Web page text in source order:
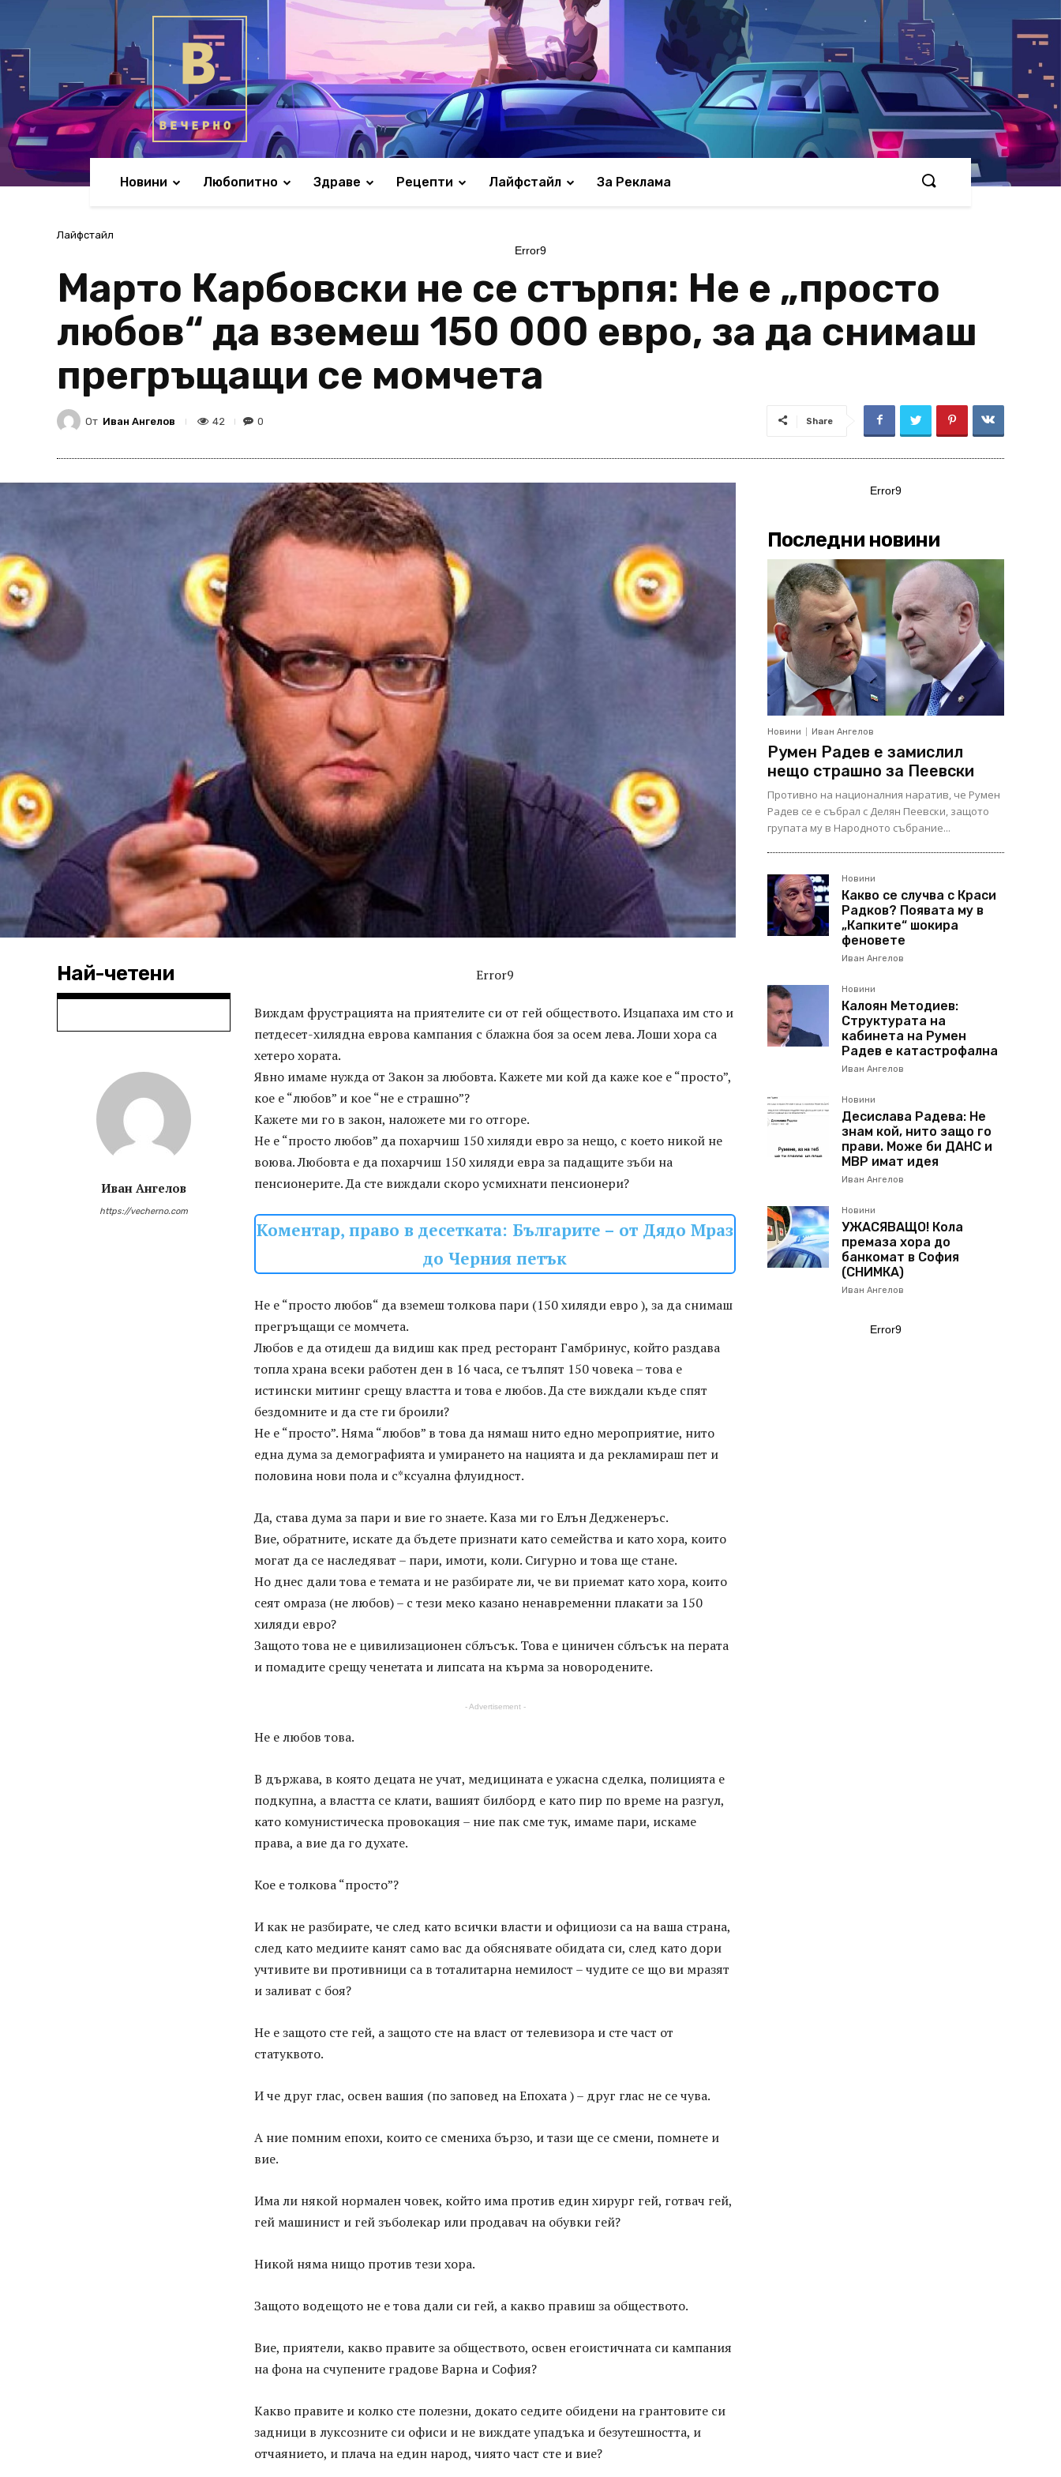
Новини Любопитно Здраве Рецепти Лайфстайл За Реклама
Лайфстайл
Error9
Марто Карбовски не се стърпя: Не е „просто
любов“ да вземеш 150 000 евро, за да снимаш
прегръщащи се момчета
От Иван Ангелов 42 0 Share
Най-четени
Иван Ангелов
https://vecherno.com
Error9
Виждам фрустрацията на приятелите си от гей обществото. Изцапаха им сто и
петдесет-хилядна еврова кампания с блажна боя за осем лева. Лоши хора са
хетеро хората.
Явно имаме нужда от Закон за любовта. Кажете ми кой да каже кое е “просто”,
кое е “любов” и кое “не е страшно”?
Кажете ми го в закон, наложете ми го отгоре.
Не е “просто любов” да похарчиш 150 хиляди евро за нещо, с което никой не
воюва. Любовта е да похарчиш 150 хиляди евра за падащите зъби на
пенсионерите. Да сте виждали скоро усмихнати пенсионери?
Коментар, право в десетката: Българите – от Дядо Мраз
до Черния петък
Не е “просто любов“ да вземеш толкова пари (150 хиляди евро ), за да снимаш
прегръщащи се момчета.
Любов е да отидеш да видиш как пред ресторант Гамбринус, който раздава
топла храна всеки работен ден в 16 часа, се тълпят 150 човека – това е
истински митинг срещу властта и това е любов. Да сте виждали къде спят
бездомните и да сте ги броили?
Не е “просто”. Няма “любов” в това да нямаш нито едно мероприятие, нито
една дума за демографията и умирането на нацията и да рекламираш пет и
половина нови пола и с*ксуална флуидност.
Да, става дума за пари и вие го знаете. Каза ми го Елън Дедженеръс.
Вие, обратните, искате да бъдете признати като семейства и като хора, които
могат да се наследяват – пари, имоти, коли. Сигурно и това ще стане.
Но днес дали това е темата и не разбирате ли, че ви приемат като хора, които
сеят омраза (не любов) – с тези меко казано ненавременни плакати за 150
хиляди евро?
Защото това не е цивилизационен сблъсък. Това е циничен сблъсък на перата
и помадите срещу ченетата и липсата на кърма за новородените.
- Advertisement -
Не е любов това.
В държава, в която децата не учат, медицината е ужасна сделка, полицията е
подкупна, а властта се клати, вашият билборд е като пир по време на разгул,
като комунистическа провокация – ние пак сме тук, имаме пари, искаме
права, а вие да го духате.
Кое е толкова “просто”?
И как не разбирате, че след като всички власти и официози са на ваша страна,
след като медиите канят само вас да обяснявате обидата си, след като дори
учтивите ви противници са в тоталитарна немилост – чудите се що ви мразят
и заливат с боя?
Не е защото сте гей, а защото сте на власт от телевизора и сте част от
статуквото.
И че друг глас, освен вашия (по заповед на Епохата ) – друг глас не се чува.
А ние помним епохи, които се смениха бързо, и тази ще се смени, помнете и
вие.
Има ли някой нормален човек, който има против един хирург гей, готвач гей,
гей машинист и гей зъболекар или продавач на обувки гей?
Никой няма нищо против тези хора.
Защото водещото не е това дали си гей, а какво правиш за обществото.
Вие, приятели, какво правите за обществото, освен егоистичната си кампания
на фона на счупените градове Варна и София?
Какво правите и колко сте полезни, докато седите обидени на грантовите си
задници в луксозните си офиси и не виждате упадъка и безутешността, и
отчаянието, и плача на един народ, чиято част сте и вие?
Error9
Последни новини
Новини Иван Ангелов
Румен Радев е замислил
нещо страшно за Пеевски
Противно на националния наратив, че Румен
Радев се е събрал с Делян Пеевски, защото
групата му в Народното събрание...
Новини
Какво се случва с Краси
Радков? Появата му в
„Капките“ шокира
феновете
Иван Ангелов
Новини
Калоян Методиев:
Структурата на
кабинета на Румен
Радев е катастрофална
Иван Ангелов
Новини
Десислава Радева: Не
знам кой, нито защо го
прави. Може би ДАНС и
МВР имат идея
Иван Ангелов
Новини
УЖАСЯВАЩО! Кола
премаза хора до
банкомат в София
(СНИМКА)
Иван Ангелов
Error9